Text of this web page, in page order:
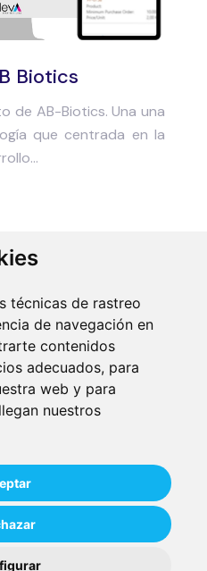
técnicas de rastreo
de navegación en
contenidos
adecuados, para
web y para
nuestros
Biotics
de AB-Biotics. Una una
que centrada en la
de privacidad
Preferencias de Cookies